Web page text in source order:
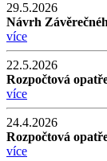
29.5.2026
Návrh
více
22.5.2026
Rozpočtová
více
24.4.2026
Rozpočtová
více